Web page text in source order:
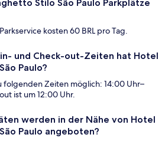
Stilo São Paulo Parkplätze
kosten 60 BRL pro Tag.
und Check-out-Zeiten hat Hotel
Paulo?
folgenden Zeiten möglich: 14:00 Uhr–
ist um 12:00 Uhr.
werden in der Nähe von Hotel
Paulo angeboten?